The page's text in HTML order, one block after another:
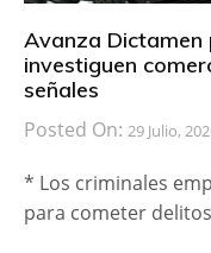
Avanza
investiguen
señales
Posted On: 29 Julio,
* Los criminales
para cometer